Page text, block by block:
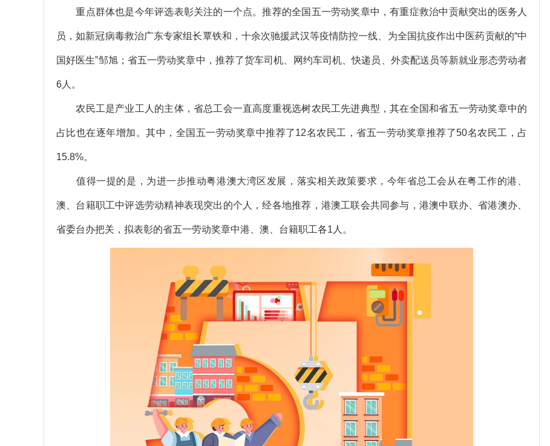
重点群体也是今年评选表彰关注的一个点。推荐的全国五一劳动奖章中，有重症救治中贡献突出的医务人
员，如新冠病毒救治广东专家组长覃铁和，十余次驰援武汉等疫情防控一线、为全国抗疫作出中医药贡献的“中
国好医生”邹旭；省五一劳动奖章中，推荐了货车司机、网约车司机、快递员、外卖配送员等新就业形态劳动者
6人。
农民工是产业工人的主体，省总工会一直高度重视选树农民工先进典型，其在全国和省五一劳动奖章中的
占比也在逐年增加。其中，全国五一劳动奖章中推荐了12名农民工，省五一劳动奖章推荐了50名农民工，占
15.8%。
值得一提的是，为进一步推动粤港澳大湾区发展，落实相关政策要求，今年省总工会从在粤工作的港、
澳、台籍职工中评选劳动精神表现突出的个人，经各地推荐，港澳工联会共同参与，港澳中联办、省港澳办、
省委台办把关，拟表彰的省五一劳动奖章中港、澳、台籍职工各1人。